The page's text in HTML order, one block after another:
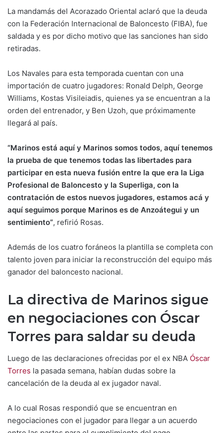
La mandamás del Acorazado Oriental aclaró que la deuda
con la Federación Internacional de Baloncesto (FIBA), fue
saldada y es por dicho motivo que las sanciones han sido
retiradas.
Los Navales para esta temporada cuentan con una
importación de cuatro jugadores: Ronald Delph, George
Williams, Kostas Visileiadis, quienes ya se encuentran a la
orden del entrenador, y Ben Uzoh, que próximamente
llegará al país.
“Marinos está aquí y Marinos somos todos, aquí tenemos
la prueba de que tenemos todas las libertades para
participar en esta nueva fusión entre la que era la Liga
Profesional de Baloncesto y la Superliga, con la
contratación de estos nuevos jugadores, estamos acá y
aquí seguimos porque Marinos es de Anzoátegui y un
sentimiento”, refirió Rosas.
Además de los cuatro foráneos la plantilla se completa con
talento joven para iniciar la reconstrucción del equipo más
ganador del baloncesto nacional.
La directiva de Marinos sigue
en negociaciones con Óscar
Torres para saldar su deuda
Luego de las declaraciones ofrecidas por el ex NBA Óscar
Torres la pasada semana, habían dudas sobre la
cancelación de la deuda al ex jugador naval.
A lo cual Rosas respondió que se encuentran en
negociaciones con el jugador para llegar a un acuerdo